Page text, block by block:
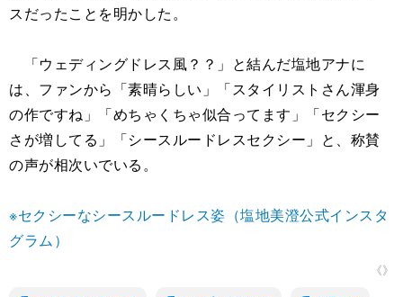
スだったことを明かした。
「ウェディングドレス風？？」と結んだ塩地アナに
は、ファンから「素晴らしい」「スタイリストさん渾身
の作ですね」「めちゃくちゃ似合ってます」「セクシー
さが増してる」「シースルードレスセクシー」と、称賛
の声が相次いでいる。
※セクシーなシースルードレス姿（塩地美澄公式インスタ
グラム）
《》